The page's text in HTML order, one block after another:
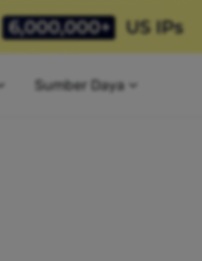
Sumber Daya